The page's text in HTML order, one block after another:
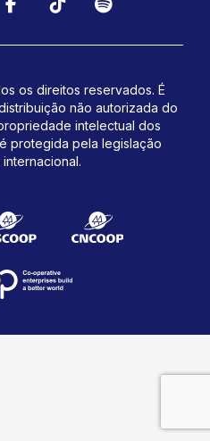
os direitos reservados. É
não autorizada do
intelectual dos
protegida pela legislação